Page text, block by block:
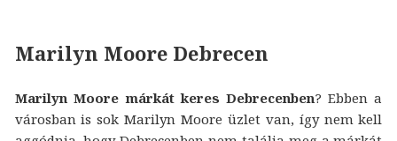
Marilyn Moore Debrecen
Marilyn Moore márkát keres Debrecenben? Ebben a
városban is sok Marilyn Moore üzlet van, így nem kell